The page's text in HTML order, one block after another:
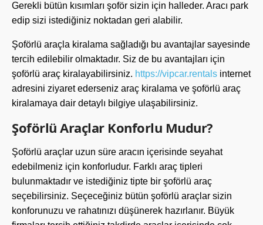
Gerekli bütün kısımları şoför sizin için halleder. Aracı park
edip sizi istediğiniz noktadan geri alabilir.
Şoförlü araçla kiralama sağladığı bu avantajlar sayesinde
tercih edilebilir olmaktadır. Siz de bu avantajları için
şoförlü araç kiralayabilirsiniz. https://vipcar.rentals internet
adresini ziyaret ederseniz araç kiralama ve şoförlü araç
kiralamaya dair detaylı bilgiye ulaşabilirsiniz.
Şoförlü Araçlar Konforlu Mudur?
Şoförlü araçlar uzun süre aracın içerisinde seyahat
edebilmeniz için konforludur. Farklı araç tipleri
bulunmaktadır ve istediğiniz tipte bir şoförlü araç
seçebilirsiniz. Seçeceğiniz bütün şoförlü araçlar sizin
konforunuzu ve rahatınızı düşünerek hazırlanır. Büyük